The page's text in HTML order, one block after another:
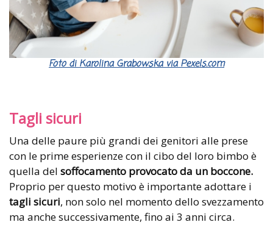
Foto di Karolina Grabowska via Pexels.com
Tagli sicuri
Una delle paure più grandi dei genitori alle prese
con le prime esperienze con il cibo del loro bimbo è
quella del soffocamento provocato da un boccone.
Proprio per questo motivo è importante adottare i
tagli sicuri, non solo nel momento dello svezzamento
ma anche successivamente, fino ai 3 anni circa.